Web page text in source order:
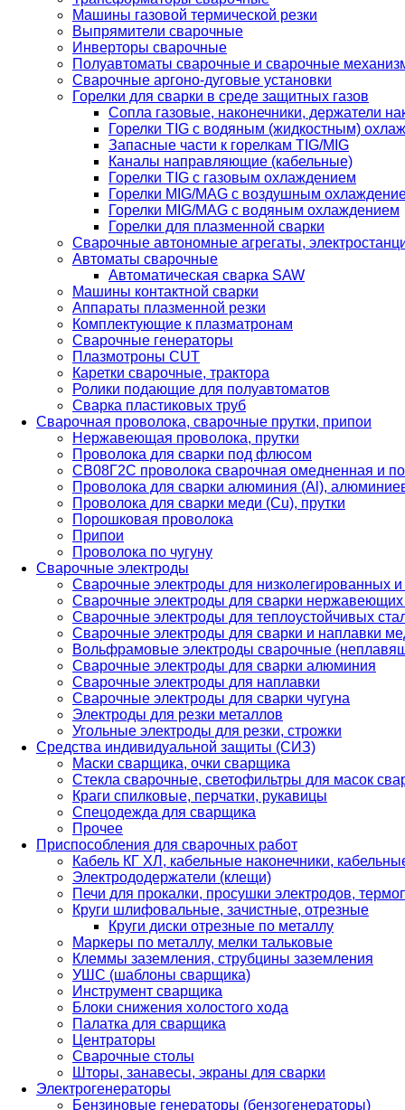
Машины газовой термической резки
Выпрямители сварочные
Инверторы сварочные
Полуавтоматы сварочные и сварочные
Сварочные аргоно-дуговые установки
Горелки для сварки в среде защитных газов
Сопла газовые, наконечники, держатели
Горелки TIG с водяным (жидкостным)
Запасные части к горелкам TIG/MIG
Каналы направляющие (кабельные)
Горелки TIG с газовым охлаждением
Горелки MIG/MAG с воздушным
Горелки MIG/MAG с водяным охлаждением
Горелки для плазменной сварки
Сварочные автономные агрегаты,
Автоматы сварочные
Автоматическая сварка SAW
Машины контактной сварки
Аппараты плазменной резки
Комплектующие к плазматронам
Сварочные генераторы
Плазмотроны CUT
Каретки сварочные, трактора
Ролики подающие для полуавтоматов
Сварка пластиковых труб
Сварочная проволока, сварочные прутки, припои
Нержавеющая проволока, прутки
Проволока для сварки под флюсом
СВ08Г2С проволока сварочная омедненная и
Проволока для сварки алюминия (Al),
Проволока для сварки меди (Cu), прутки
Порошковая проволока
Припои
Проволока по чугуну
Сварочные электроды
Сварочные электроды для низколегированных и
Сварочные электроды для сварки
Сварочные электроды для теплоустойчивых
Сварочные электроды для сварки и наплавки
Вольфрамовые электроды сварочные
Сварочные электроды для сварки алюминия
Сварочные электроды для наплавки
Сварочные электроды для сварки чугуна
Электроды для резки металлов
Угольные электроды для резки, строжки
Средства индивидуальной защиты (СИЗ)
Маски сварщика, очки сварщика
Стекла сварочные, светофильтры для масок
Краги спилковые, перчатки, рукавицы
Спецодежда для сварщика
Прочее
Приспособления для сварочных работ
Кабель КГ ХЛ, кабельные наконечники,
Электрододержатели (клещи)
Печи для прокалки, просушки электродов,
Круги шлифовальные, зачистные, отрезные
Круги диски отрезные по металлу
Маркеры по металлу, мелки тальковые
Клеммы заземления, струбцины заземления
УШС (шаблоны сварщика)
Инструмент сварщика
Блоки снижения холостого хода
Палатка для сварщика
Центраторы
Сварочные столы
Шторы, занавесы, экраны для сварки
Электрогенераторы
Бензиновые генераторы (бензогенераторы)